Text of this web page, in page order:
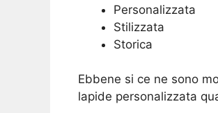
Personalizzata
Stilizzata
Storica
Ebbene si ce ne sono
lapide personalizzata